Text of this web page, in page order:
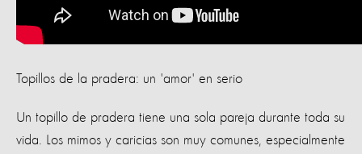
Topillos de la pradera: un 'amor' en serio
Un topillo de pradera tiene una sola pareja durante toda su
vida. Los mimos y caricias son muy comunes, especialmente